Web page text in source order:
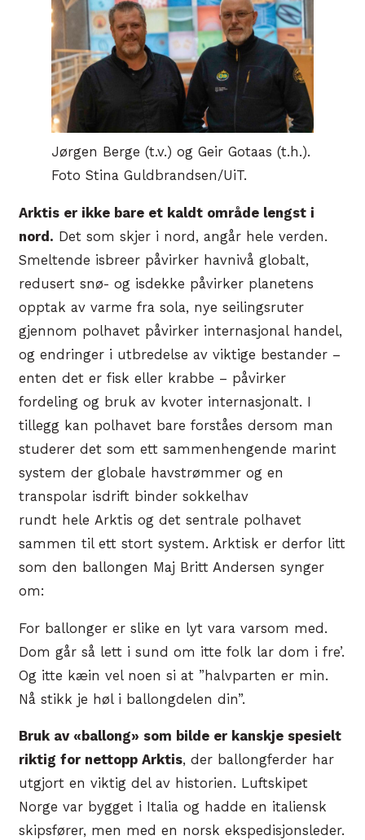
Jørgen Berge (t.v.) og Geir Gotaas (t.h.).
Foto Stina Guldbrandsen/UiT.
Arktis er ikke bare et kaldt område lengst i
nord. Det som skjer i nord, angår hele verden.
Smeltende isbreer påvirker havnivå globalt,
redusert snø- og isdekke påvirker planetens
opptak av varme fra sola, nye seilingsruter
gjennom polhavet påvirker internasjonal handel,
og endringer i utbredelse av viktige bestander –
enten det er fisk eller krabbe – påvirker
fordeling og bruk av kvoter internasjonalt. I
tillegg kan polhavet bare forståes dersom man
studerer det som ett sammenhengende marint
system der globale havstrømmer og en
transpolar isdrift binder sokkelhav
rundt hele Arktis og det sentrale polhavet
sammen til ett stort system. Arktisk er derfor litt
som den ballongen Maj Britt Andersen synger
om:
For ballonger er slike en lyt vara varsom med.
Dom går så lett i sund om itte folk lar dom i fre’.
Og itte kæin vel noen si at ”halvparten er min.
Nå stikk je høl i ballongdelen din”.
Bruk av «ballong» som bilde er kanskje spesielt
riktig for nettopp Arktis, der ballongferder har
utgjort en viktig del av historien. Luftskipet
Norge var bygget i Italia og hadde en italiensk
skipsfører, men med en norsk ekspedisjonsleder.